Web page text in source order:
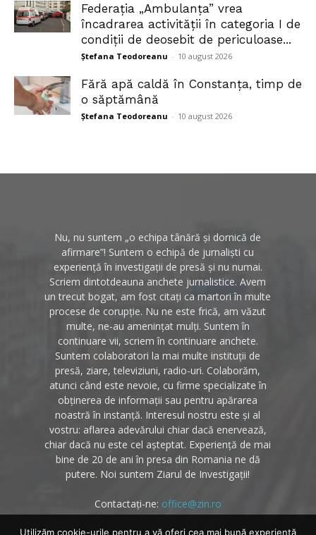
Federația „Ambulanța” vrea
încadrarea activității în categoria I de
condiții de deosebit de periculoase...
Ștefana Teodoreanu - 10 august 2026
Fără apă caldă în Constanța, timp de
o săptămână
Ștefana Teodoreanu - 10 august 2026
Nu, nu suntem „o echipa tânără și dornică de
afirmare”! Suntem o echipă de jurnaliști cu
experiență în investigații de presă și nu numai.
Scriem dintotdeauna anchete jurnalistice. Avem
un trecut bogat, am fost citați ca martori în multe
procese de corupție. Nu ne este frică, am văzut
multe, ne-au amenințat mulți. Suntem în
continuare vii, scriem în continuare anchete.
Suntem colaboratori la mai multe instituții de
presă, ziare, televiziuni, radio-uri. Colaborăm,
atunci când este nevoie, cu firme specializate în
obținerea de informații sau pentru apărarea
noastră în instanță. Interesul nostru este și al
vostru: aflarea adevărului chiar dacă enervează,
chiar dacă nu este cel așteptat. Experiență de mai
bine de 20 de ani în presa din Romania ne dă
putere. Noi suntem Ziarul de Investigații!
Contactați-ne: office@zin.ro
Utilizăm cookie-urile pentru a vă oferi cea mai bună experiență